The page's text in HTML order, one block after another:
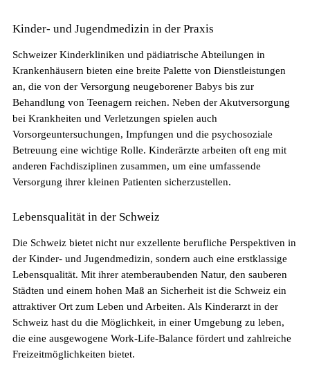
Die gefragtesten Gesundheitsberufe in der
Schweiz im Jahr 2026
Kinder- und Jugendmedizin in der Praxis
Schweizer Kinderkliniken und pädiatrische Abteilungen in
Krankenhäusern bieten eine breite Palette von Dienstleistungen
an, die von der Versorgung neugeborener Babys bis zur
Behandlung von Teenagern reichen. Neben der Akutversorgung
bei Krankheiten und Verletzungen spielen auch
Vorsorgeuntersuchungen, Impfungen und die psychosoziale
Betreuung eine wichtige Rolle. Kinderärzte arbeiten oft eng mit
anderen Fachdisziplinen zusammen, um eine umfassende
Versorgung ihrer kleinen Patienten sicherzustellen.
Lebensqualität in der Schweiz
Die Schweiz bietet nicht nur exzellente berufliche Perspektiven in
der Kinder- und Jugendmedizin, sondern auch eine erstklassige
Lebensqualität. Mit ihrer atemberaubenden Natur, den sauberen
Städten und einem hohen Maß an Sicherheit ist die Schweiz ein
attraktiver Ort zum Leben und Arbeiten. Als Kinderarzt in der
Schweiz hast du die Möglichkeit, in einer Umgebung zu leben,
die eine ausgewogene Work-Life-Balance fördert und zahlreiche
Freizeitmöglichkeiten bietet.